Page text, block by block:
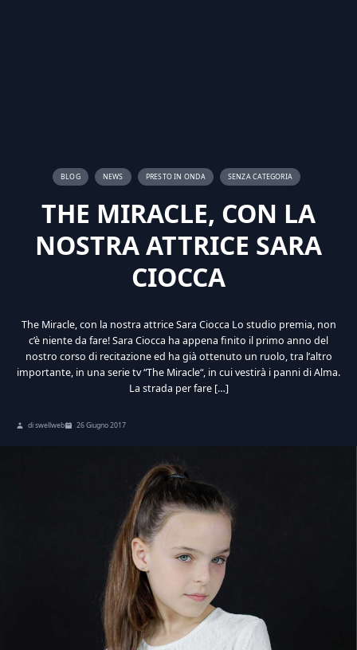
BLOG NEWS PRESTO IN ONDA SENZA CATEGORIA
THE MIRACLE, CON LA
NOSTRA ATTRICE SARA
CIOCCA
The Miracle, con la nostra attrice Sara Ciocca Lo studio premia, non
c’è niente da fare! Sara Ciocca ha appena finito il primo anno del
nostro corso di recitazione ed ha già ottenuto un ruolo, tra l’altro
importante, in una serie tv “The Miracle“, in cui vestirà i panni di Alma.
La strada per fare […]
di swellweb 26 Giugno 2017